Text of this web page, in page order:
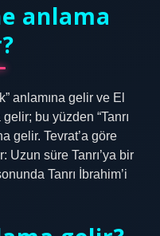
anlama
anlamına gelir ve El
gelir; bu yüzden “Tanrı
gelir. Tevrat’a göre
Uzun süre Tanrı’ya bir
Tanrı İbrahim’i